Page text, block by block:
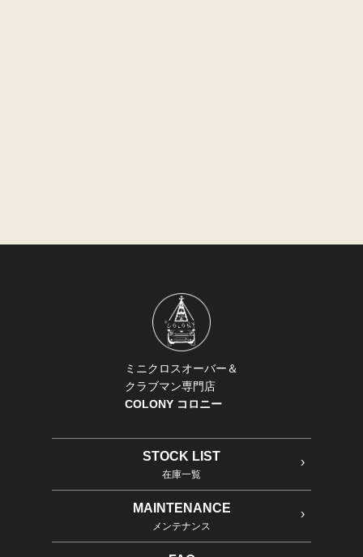
ミニクロスオーバー＆
クラブマン専門店
COLONY コロニー
STOCK LIST
在庫一覧
MAINTENANCE
メンテナンス